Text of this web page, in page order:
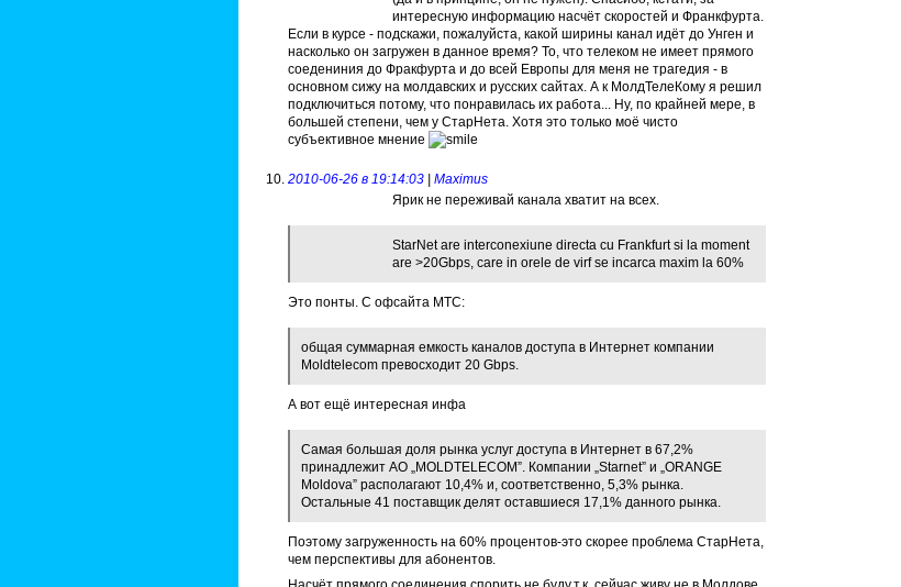
интересную информацию насчёт скоростей и Франкфурта.
Если в курсе - подскажи, пожалуйста, какой ширины канал идёт до Унген и
насколько он загружен в данное время? То, что телеком не имеет прямого
соедениния до Фракфурта и до всей Европы для меня не трагедия - в
основном сижу на молдавских и русских сайтах. А к МолдТелеКому я решил
подключиться потому, что понравилась их работа... Ну, по крайней мере, в
большей степени, чем у СтарНета. Хотя это только моё чисто
субъективное мнение
2010-06-26 в 19:14:03
Maximus
Ярик не переживай канала хватит на всех.
StarNet are interconexiune directa cu Frankfurt si la moment
are >20Gbps, care in orele de virf se incarca maxim la 60%
Это понты. С офсайта МТС:
общая суммарная емкость каналов доступа в Интернет компании
Moldtelecom превосходит 20 Gbps.
А вот ещё интересная инфа
Самая большая доля рынка услуг доступа в Интернет в 67,2%
принадлежит АО „MOLDTELECOM”. Компании „Starnet” и „ORANGE
Moldova” располагают 10,4% и, соответственно, 5,3% рынка.
Остальные 41 поставщик делят оставшиеся 17,1% данного рынка.
Поэтому загруженность на 60% процентов-это скорее проблема СтарНета,
чем перспективы для абонентов.